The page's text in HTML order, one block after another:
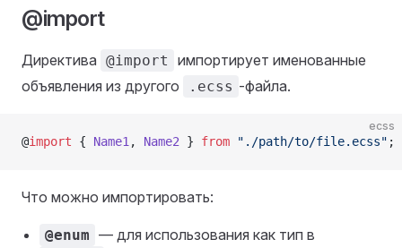
@import
Директива @import
импортирует именованные
объявления из другого
.ecss -файла.
ecss
@import { Name1 , Name2 } from "./path/to/file.ecss" ;
Что можно импортировать:
@enum — для использования как тип в